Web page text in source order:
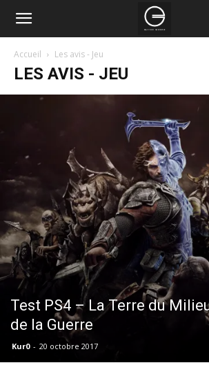
Accueil Les avis - Jeu
LES AVIS - JEU
Test PS4 – La Terre du
de la Guerre
Kur0 - 20 octobre 2017